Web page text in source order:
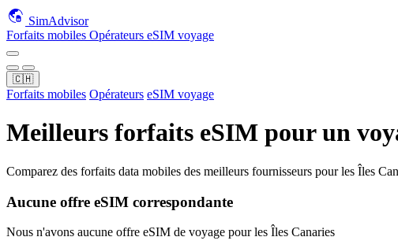
SimAdvisor
Forfaits mobiles Opérateurs eSIM voyage
🇨🇭
Forfaits mobiles Opérateurs eSIM voyage
Meilleurs forfaits eSIM pour un
Comparez des forfaits data mobiles des meilleurs fournisseurs pourles Îles
Aucune offre eSIM correspondante
Nous n'avons aucune offre eSIM de voyage pourles Îles Canaries